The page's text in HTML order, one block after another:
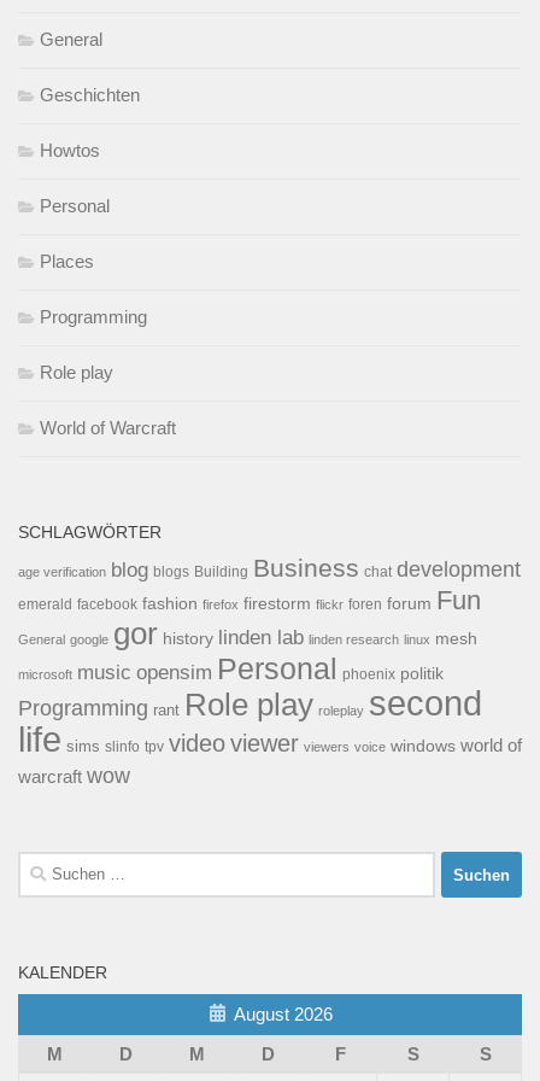
General
Geschichten
Howtos
Personal
Places
Programming
Role play
World of Warcraft
SCHLAGWÖRTER
age verification blog blogs Building Business chat development
emerald facebook fashion firefox firestorm flickr foren forum Fun
General google gor history linden lab linden research linux mesh
microsoft music opensim Personal phoenix politik
Programming rant Role play roleplay second
life sims slinfo tpv videoviewer viewers voice windows world of
warcraft wow
Suchen
nach:
KALENDER
August 2026
M
D M D F S S